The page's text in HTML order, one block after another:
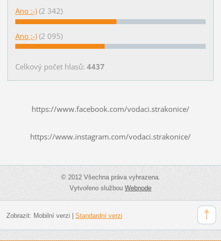
Ano :-) (2 342)
Ano ;-) (2 095)
Celkový počet hlasů: 4437
https://www.facebook.com/vodaci.strakonice/
https://www.instagram.com/vodaci.strakonice/
© 2012 Všechna práva vyhrazena.
Vytvořeno službouWebnode
Zobrazit: Mobilní verzi Standardní verzi